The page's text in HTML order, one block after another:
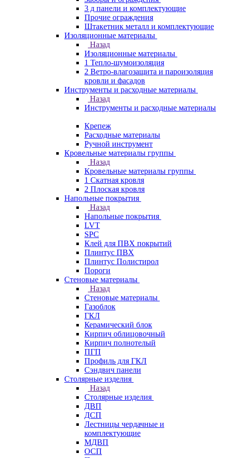
3 д панели и комплектующие
Прочие ограждения
Штакетник металл и комплектующие
Изоляционные материалы
Назад
Изоляционные материалы
1 Тепло-шумоизоляция
2 Ветро-влагозащита и пароизоляция
кровли и фасадов
Инструменты и расходные материалы
Назад
Инструменты и расходные материалы
Крепеж
Расходные материалы
Ручной инструмент
Кровельные материалы группы
Назад
Кровельные материалы группы
1 Скатная кровля
2 Плоская кровля
Напольные покрытия
Назад
Напольные покрытия
LVT
SPC
Клей для ПВХ покрытий
Плинтус ПВХ
Плинтус Полистирол
Пороги
Стеновые материалы
Назад
Стеновые материалы
Газоблок
ГКЛ
Керамический блок
Кирпич облицовочный
Кирпич полнотелый
ПГП
Профиль для ГКЛ
Сэндвич панели
Столярные изделия
Назад
Столярные изделия
ДВП
ДСП
Лестницы чердачные и
комплектующие
МДВП
ОСП